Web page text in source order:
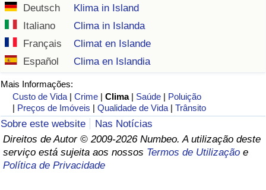
Deutsch
Klima in Island
Italiano
Clima in Islanda
Français
Climat en Islande
Español
Clima en Islandia
Mais Informações:
Custo de Vida |Crime |Clima | Saúde | Poluição
| Preços de Imóveis |Qualidade de Vida |Trânsito
Sobre este website
Nas Notícias
Direitos de Autor © 2009-2026 Numbeo. A utilização deste
serviço está sujeita aos nossos Termos de Utilização e
Política de Privacidade
Indicador de Crime
Índice de criminalidade por país
Saúde
Indicador de Saúde (Atual)
Indicador de Saúde